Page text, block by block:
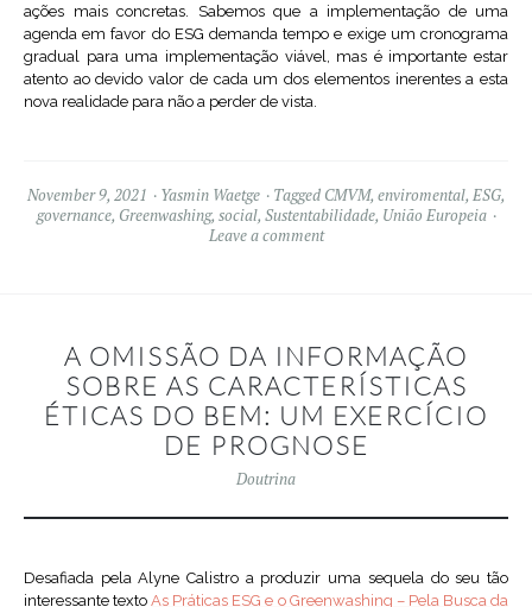
ações mais concretas. Sabemos que a implementação de uma
agenda em favor do ESG demanda tempo e exige um cronograma
gradual para uma implementação viável, mas é importante estar
atento ao devido valor de cada um dos elementos inerentes a esta
nova realidade para não a perder de vista.
November 9, 2021 Yasmin Waetge Tagged CMVM, enviromental, ESG,
governance, Greenwashing, social, Sustentabilidade, União Europeia
Leave a comment
A OMISSÃO DA INFORMAÇÃO
SOBRE AS CARACTERÍSTICAS
ÉTICAS DO BEM: UM EXERCÍCIO
DE PROGNOSE
Doutrina
Desafiada pela Alyne Calistro a produzir uma sequela do seu tão
interessante textoAs Práticas ESG e o Greenwashing – Pela Busca da